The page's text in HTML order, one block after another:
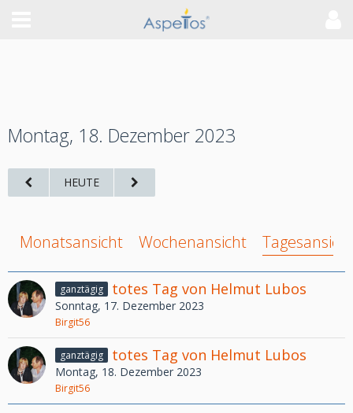
Montag, 18. Dezember 2023
HEUTE
Monatsansicht Wochenansicht Tagesansicht
ganztägig totes Tag von Helmut Lubos
Sonntag, 17. Dezember 2023
Birgit56
ganztägig totes Tag von Helmut Lubos
Montag, 18. Dezember 2023
Birgit56